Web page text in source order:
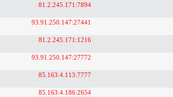
81.2.245.171:7894
93.91.250.147:27441
81.2.245.171:1216
93.91.250.147:27772
85.163.4.113:7777
85.163.4.186:2654